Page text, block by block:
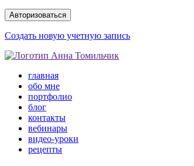
Создать новую учетную запись
главная
обо мне
портфолио
блог
контакты
вебинары
видео-уроки
рецепты